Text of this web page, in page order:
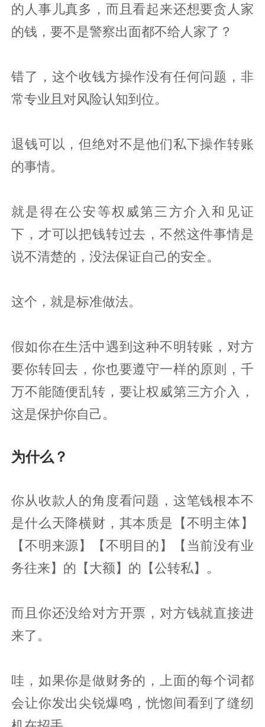
的人事儿真多，而且看起来还想要贪人家
的钱，要不是警察出面都不给人家了？
错了，这个收钱方操作没有任何问题，非
常专业且对风险认知到位。
退钱可以，但绝对不是他们私下操作转账
的事情。
就是得在公安等权威第三方介入和见证
下，才可以把钱转过去，不然这件事情是
说不清楚的，没法保证自己的安全。
这个，就是标准做法。
假如你在生活中遇到这种不明转账，对方
要你转回去，你也要遵守一样的原则，千
万不能随便乱转，要让权威第三方介入，
这是保护你自己。
为什么？
你从收款人的角度看问题，这笔钱根本不
是什么天降横财，其本质是【不明主体】
【不明来源】【不明目的】【当前没有业
务往来】的【大额】的【公转私】。
而且你还没给对方开票，对方钱就直接进
来了。
哇，如果你是做财务的，上面的每个词都
会让你发出尖锐爆鸣，恍惚间看到了缝纫